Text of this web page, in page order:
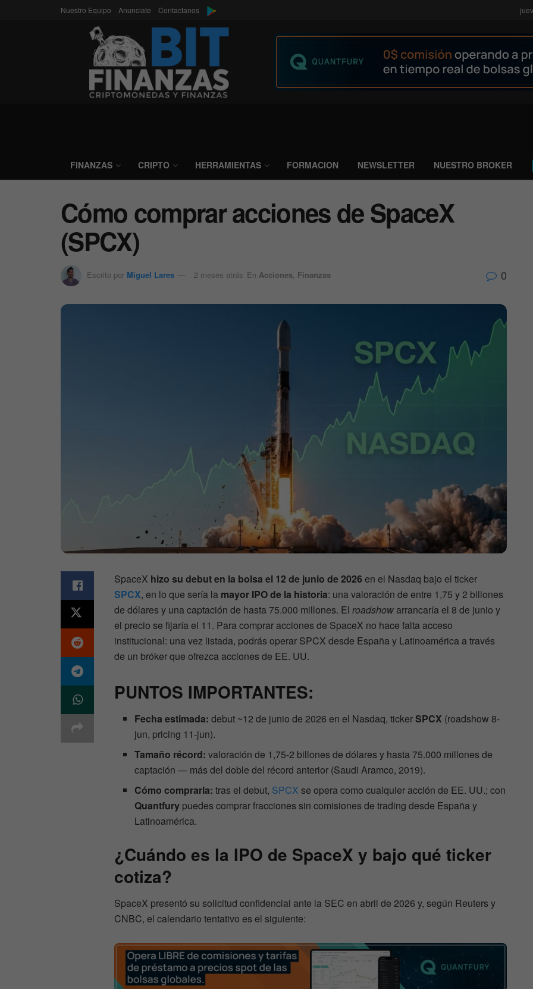
Nuestro Equipo Anunciate Contactanos
FINANZAS CRIPTO HERRAMIENTAS FORMACION NEWSLETTER NUESTRO BROKER
Cómo comprar acciones de SpaceX
(SPCX)
Escrito por Miguel Lares 2 meses atrás En Acciones Finanzas 0
SpaceX hizo su debut en la bolsa el 12 de junio de 2026 en el Nasdaq bajo el ticker
SPCX, en lo que sería la mayor IPO de la historia: una valoración de entre 1,75 y 2 billones
de dólares y una captación de hasta 75.000 millones. El roadshow arrancaría el 8 de junio y
el precio se fijaría el 11. Para comprar acciones de SpaceX no hace falta acceso
institucional: una vez listada, podrás operar SPCX desde España y Latinoamérica a través
de un bróker que ofrezca acciones de EE. UU.
PUNTOS IMPORTANTES:
Fecha estimada: debut ~12 de junio de 2026 en el Nasdaq, tickerSPCX (roadshow 8-
jun, pricing 11-jun).
Tamaño récord: valoración de 1,75-2 billones de dólares y hasta 75.000 millones de
captación — más del doble del récord anterior (Saudi Aramco, 2019).
Cómo comprarla: tras el debut, SPCX se opera como cualquier acción de EE. UU.; con
Quantfury puedes comprar fracciones sin comisiones de trading desde España y
Latinoamérica.
¿Cuándo es la IPO de SpaceX y bajo qué ticker
cotiza?
SpaceX presentó su solicitud confidencial ante la SEC en abril de 2026 y, según Reuters y
CNBC, el calendario tentativo es el siguiente: